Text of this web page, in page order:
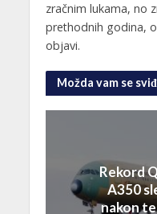
zračnim lukama, no
prethodnih godina,
objavi.
Možda vam se
Rekord
A350
nakon